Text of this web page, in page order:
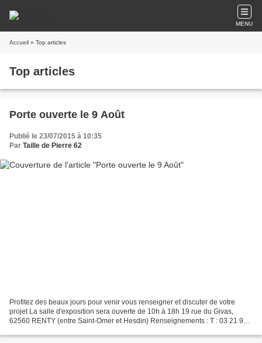
MENU
Accueil » Top articles
Top articles
Porte ouverte le 9 Août
Publié le 23/07/2015 à 10:35
Par Taille de Pierre 62
Profitez des beaux jours pour venir vous renseigner et discuter de votre
projet La salle d'exposition sera ouverte de 10h à 18h 19 rue du Givas,
62560 RENTY (entre Saint-Omer et Hesdin) Renseignements : T : 03 21 95